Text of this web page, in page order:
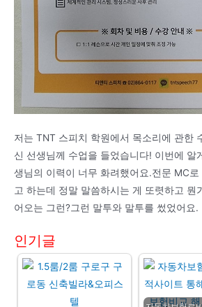
저는 TNT 스피치 학원에서 목소리에 관한
신 선생님께 수업을 들었습니다! 이번에 알
생님의 이력이 너무 화려했어요.전문 MC
고 하는데 정말 말씀하시는 게 또렷하고 뭔
어오는 그런?그런 말투와 말투를 썼었어요.
인기글